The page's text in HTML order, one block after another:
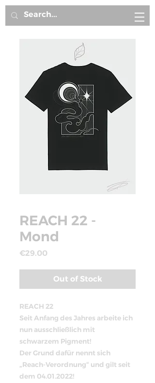
REACH 22 -
Mond
€29.00
Out of Stock
REACH 22
Seit Anfang des Jahres arbeite ich
nun ausschließlich mit
schwarzem Pigment!
Der Grund dafür nennt sich
„Reach-Verordnung“ und gilt seit
dem 04.01.2022!